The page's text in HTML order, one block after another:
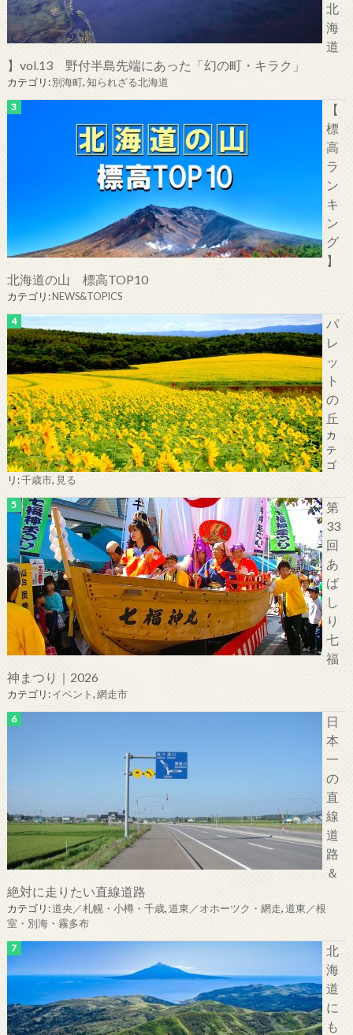
北
海
道
】vol.13 野付半島先端にあった「幻の町・キラク」
カテゴリ:別海町,知られざる北海道
【
標
高
ラ
ン
キ
ン
グ
】
北海道の山 標高TOP10
カテゴリ:NEWS&TOPICS
パ
レ
ッ
ト
の
丘
カ
テ
ゴ
リ:千歳市, 見る
第
33
回
あ
ば
し
り
七
福
神まつり｜2026
カテゴリ:イベント,網走市
日
本
一
の
直
線
道
路
＆
絶対に走りたい直線道路
カテゴリ:道央／札幌・小樽・千歳,道東／オホーツク・網走,道東／根
室・別海・霧多布
北
海
道
に
も